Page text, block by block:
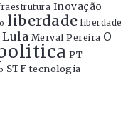
Inovação
liberdade liberdade
Lula Merval Pereira O
PT
STF tecnologia